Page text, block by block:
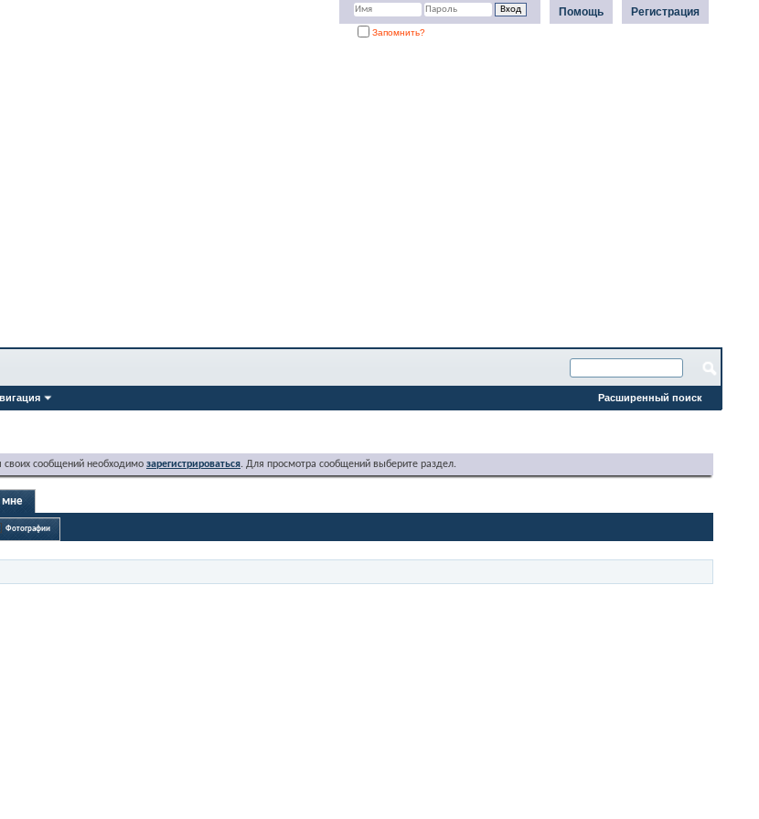
Регистрация
Помощь
Запомнить?
Расширенный поиск
сообщений необходимо зарегистрироваться. Для просмотра сообщений выберите раздел.
мне
Фотографии